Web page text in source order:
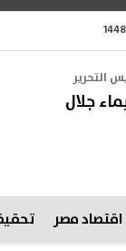
التحرير
جلال
اقتصاد مصر